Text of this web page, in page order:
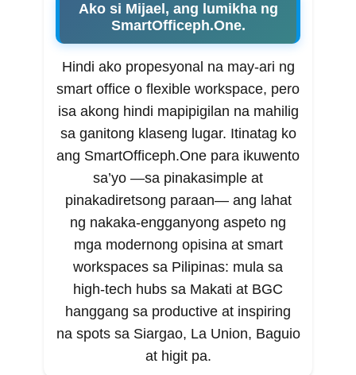
Ako si Mijael, ang lumikha ng
SmartOfficeph.One.
Hindi ako propesyonal na may-ari ng
smart office o flexible workspace, pero
isa akong hindi mapipigilan na mahilig
sa ganitong klaseng lugar. Itinatag ko
ang SmartOfficeph.One para ikuwento
sa’yo —sa pinakasimple at
pinakadiretsong paraan— ang lahat
ng nakaka-engganyong aspeto ng
mga modernong opisina at smart
workspaces sa Pilipinas: mula sa
high-tech hubs sa Makati at BGC
hanggang sa productive at inspiring
na spots sa Siargao, La Union, Baguio
at higit pa.